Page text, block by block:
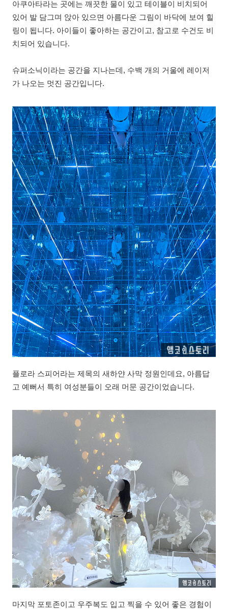
아쿠아타라는 곳에는 깨끗한 물이 있고 테이블이 비치되어
있어 발 담그며 앉아 있으면 아름다운 그림이 바닥에 보여 힐
링이 됩니다. 아이들이 좋아하는 공간이고, 참고로 수건도 비
치되어 있습니다.
슈퍼소닉이라는 공간을 지나는데, 수백 개의 거울에 레이저
가 나오는 멋진 공간입니다.
플로라 스피어라는 제목의 새하얀 사막 정원인데요, 아름답
고 예뻐서 특히 여성분들이 오래 머문 공간이었습니다.
마지막 포토존이고 우주복도 입고 찍을 수 있어 좋은 경험이